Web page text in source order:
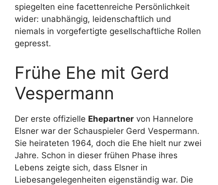
spiegelten eine facettenreiche Persönlichkeit
wider: unabhängig, leidenschaftlich und
niemals in vorgefertigte gesellschaftliche Rollen
gepresst.
Frühe Ehe mit Gerd
Vespermann
Der erste offizielle Ehepartner von Hannelore
Elsner war der Schauspieler Gerd Vespermann.
Sie heirateten 1964, doch die Ehe hielt nur zwei
Jahre. Schon in dieser frühen Phase ihres
Lebens zeigte sich, dass Elsner in
Liebesangelegenheiten eigenständig war. Die